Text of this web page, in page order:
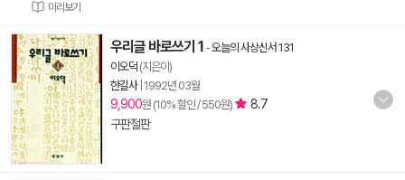
미리보기
우리글 바로쓰기 1 -오늘의 사상신서 131
이오덕 (지은이)
한길사| 1992년 03월
9,900원 (10% 할인 / 550원)
8.7
구판절판